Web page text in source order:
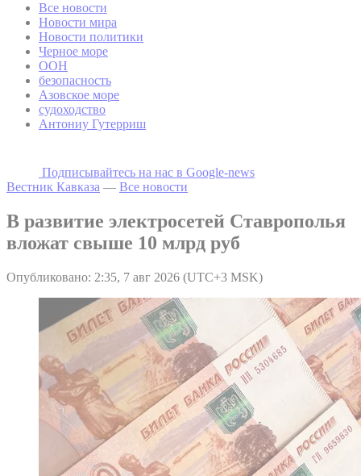
Все новости
Новости мира
Новости политики
Черное море
ООН
безопасность
Азовское море
судоходство
Антониу Гутерриш
Подписывайтесь на наc в Google-news
Вестник Кавказа — Все новости
В развитие электросетей Ставрополья
вложат свыше 10 млрд руб
Опубликовано: 2:35, 7 авг 2026 (UTC+3 MSK)